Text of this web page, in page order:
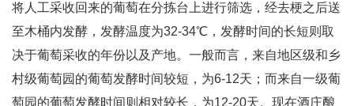
将人工采收回来的葡萄在分拣台上进行筛选，经去梗之后送
至木桶内发酵，发酵温度为32-34℃，发酵时间的长短则取
决于葡萄采收的年份以及产地。一般而言，来自地区级和乡
村级葡萄园的葡萄发酵时间较短，为6-12天；而来自一级葡
萄园的葡萄发酵时间则相对较长，为12-20天。现在酒庄酿